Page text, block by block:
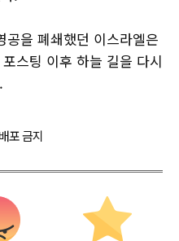
을 폐쇄했던 이스라엘은
스팅 이후 하늘 길을 다시
포 금지